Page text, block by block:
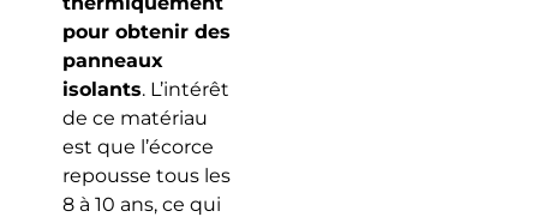
pour obtenir des
panneaux
isolants. L’intérêt
de ce matériau
est que l’écorce
repousse tous les
8 à 10 ans, ce qui